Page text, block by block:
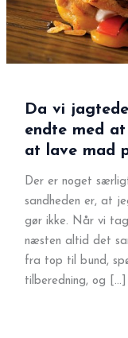
Da vi
endte med
at lave mad
Der er noget
sandheden er, at
gør ikke. Når vi
næsten altid det
fra top til bund,
tilberedning, og […]